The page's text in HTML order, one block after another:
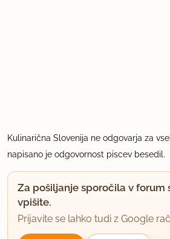
Kulinarična Slovenija ne odgovarja za
napisano je odgovornost piscev besedil.
Za pošiljanje sporočila v forum
vpišite.
Prijavite se lahko tudi z Google